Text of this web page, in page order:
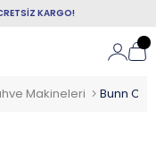
KARGO!
Makineleri